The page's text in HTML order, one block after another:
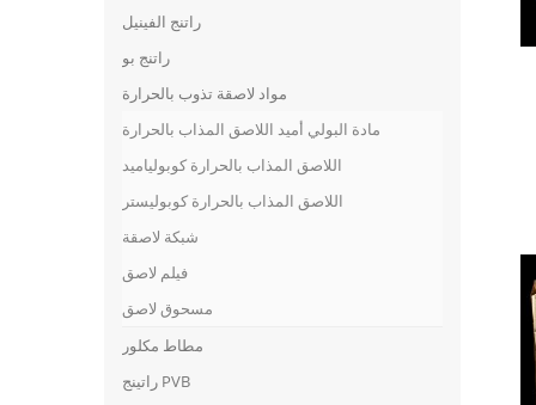
راتنج الفينيل
راتنج بو
مواد لاصقة تذوب بالحرارة
مادة البولي أميد اللاصق المذاب بالحرارة
اللاصق المذاب بالحرارة كوبولياميد
اللاصق المذاب بالحرارة كوبوليستر
شبكة لاصقة
فيلم لاصق
مسحوق لاصق
مطاط مكلور
راتينج PVB